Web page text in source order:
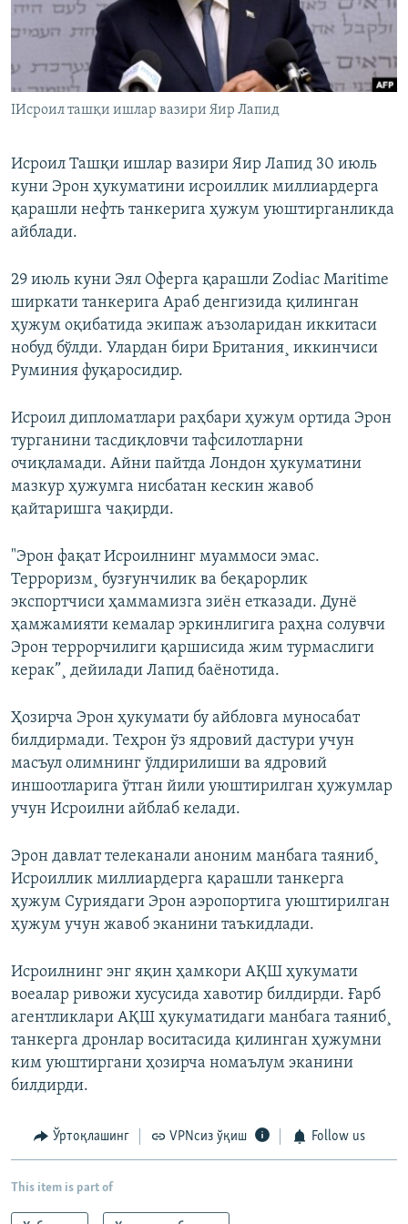
IИсроил ташқи ишлар вазири Яир Лапид
Исроил Ташқи ишлар вазири Яир Лапид 30 июль
куни Эрон ҳукуматини исроиллик миллиардерга
қарашли нефть танкерига ҳужум уюштирганликда
айблади.
29 июль куни Эял Оферга қарашли Zodiac Maritime
ширкати танкерига Араб денгизида қилинган
ҳужум оқибатида экипаж аъзоларидан иккитаси
нобуд бўлди. Улардан бири Британия¸ иккинчиси
Руминия фуқаросидир.
Исроил дипломатлари раҳбари ҳужум ортида Эрон
турганини тасдиқловчи тафсилотларни
очиқламади. Айни пайтда Лондон ҳукуматини
мазкур ҳужумга нисбатан кескин жавоб
қайтаришга чақирди.
"Эрон фақат Исроилнинг муаммоси эмас.
Терроризм¸ бузғунчилик ва беқарорлик
экспортчиси ҳаммамизга зиëн етказади. Дунë
ҳамжамияти кемалар эркинлигига раҳна солувчи
Эрон террорчилиги қаршисида жим турмаслиги
керак”¸ дейилади Лапид баëнотида.
Ҳозирча Эрон ҳукумати бу айбловга муносабат
билдирмади. Теҳрон ўз ядровий дастури учун
масъул олимнинг ўлдирилиши ва ядровий
иншоотларига ўтган йили уюштирилган ҳужумлар
учун Исроилни айблаб келади.
Эрон давлат телеканали аноним манбага таяниб¸
Исроиллик миллиардерга қарашли танкерга
ҳужум Суриядаги Эрон аэропортига уюштирилган
ҳужум учун жавоб эканини таъкидлади.
Исроилнинг энг яқин ҳамкори АҚШ ҳукумати
воеалар ривожи хусусида хавотир билдирди. Ғарб
агентликлари АҚШ ҳукуматидаги манбага таяниб¸
танкерга дронлар воситасида қилинган ҳужумни
ким уюштиргани ҳозирча номаълум эканини
билдирди.
Ўртоқлашинг VPNсиз ўқиш Follow us
This item is part of